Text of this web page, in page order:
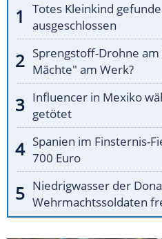
Totes Kleinkind
ausgeschlossen
Sprengstoff-Drohne
Mächte" am Werk?
Influencer in Mexiko
getötet
Spanien im Finsternis-
700 Euro
Niedrigwasser der
Wehrmachtssoldaten